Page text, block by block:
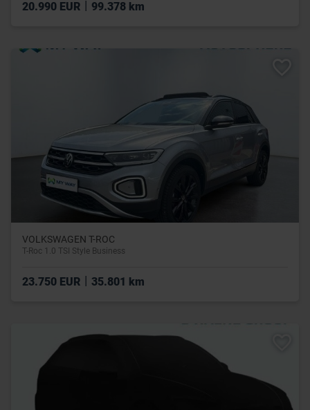
20.990 EUR 99.378 km
VOLKSWAGEN T-ROC
T-Roc 1.0 TSI Style Business
23.750 EUR | 35.801 km